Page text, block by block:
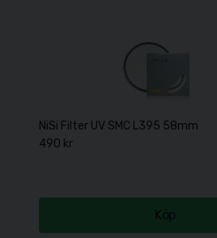
NiSi Filter UV SMC L395 58mm
490 kr
Köp